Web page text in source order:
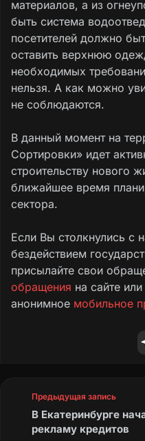
материалов, а из
быть система
посетителей должно
оставить верхнюю
необходимых
нельзя. А как можно
не соблюдаются.
В данный момент на
Сортировки» идет
строительству нового
ближайшее время
сектора.
Если Вы столкнулись с
бездействием
присылайте свои
обращения на сайте
анонимное мобильное
Предыдущая запись
В Екатеринбурге
рекламу кредитов